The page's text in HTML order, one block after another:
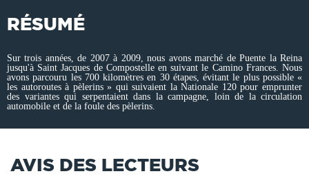
RÉSUMÉ
Sur trois années, de 2007 à 2009, nous avons marché de Puente la Reina
jusqu'à Saint Jacques de Compostelle en suivant le Camino Frances. Nous
avons parcouru les 700 kilomètres en 30 étapes, évitant le plus possible «
les autoroutes à pèlerins » qui suivaient la Nationale 120 pour emprunter
des variantes qui serpentaient dans la campagne, loin de la circulation
automobile et de la foule des pèlerins.
AVIS DES LECTEURS